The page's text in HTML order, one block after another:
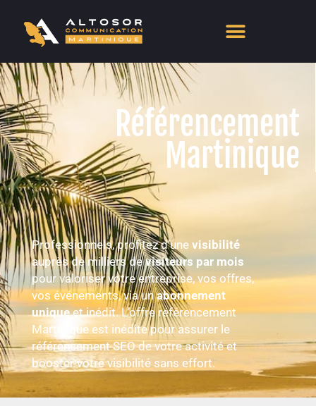
Référencement
Martinique
Professionnels, profitez d’une visibilité
auprès de milliers devisiteurs par mois
pour valoriser votre entreprise, vos offres,
vos événements, via unabonnement
uniqueet inédit. L’offre référencement
Martinique est inédite pour assurer le
référencement SEO de votre activité et
booster votre visibilité sans effort.